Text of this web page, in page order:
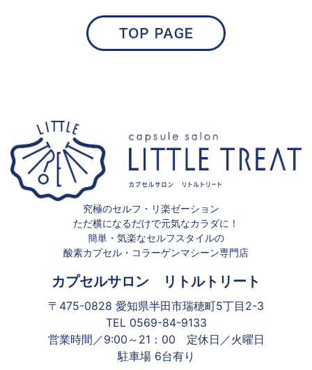
究極のセルフ・リ楽ゼーション
ただ横になるだけで元気なカラダに！
簡単・気楽なセルフスタイルの
酸素カプセル・コラーゲンマシーン専門店
カプセルサロン リトルトリート
〒475-0828 愛知県半田市瑞穂町5丁目2-3
TEL 0569-84-9133
営業時間／9:00～21：00 定休日／火曜日
駐車場 6台有り